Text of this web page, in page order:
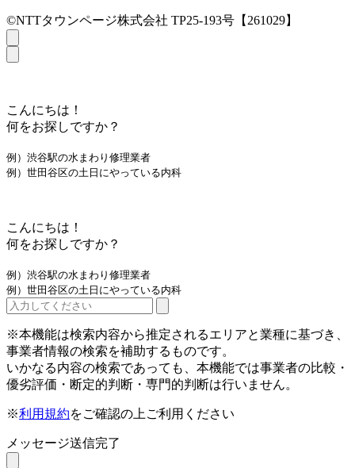
©NTTタウンページ株式会社 TP25-193号【261029】
こんにちは！
何をお探しですか？
例）渋谷駅の水まわり修理業者
例）世田谷区の土日にやっている内科
こんにちは！
何をお探しですか？
例）渋谷駅の水まわり修理業者
例）世田谷区の土日にやっている内科
※本機能は検索内容から推定されるエリアと業種に基づき、
事業者情報の検索を補助するものです。
いかなる内容の検索であっても、本機能では事業者の比較・
優劣評価・断定的判断・専門的判断は行いません。
※利用規約をご確認の上ご利用ください
メッセージ送信完了